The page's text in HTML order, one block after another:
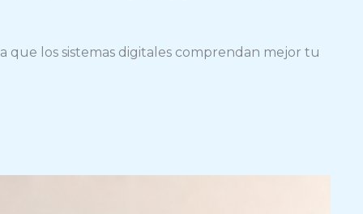
que los sistemas digitales comprendan mejor tu